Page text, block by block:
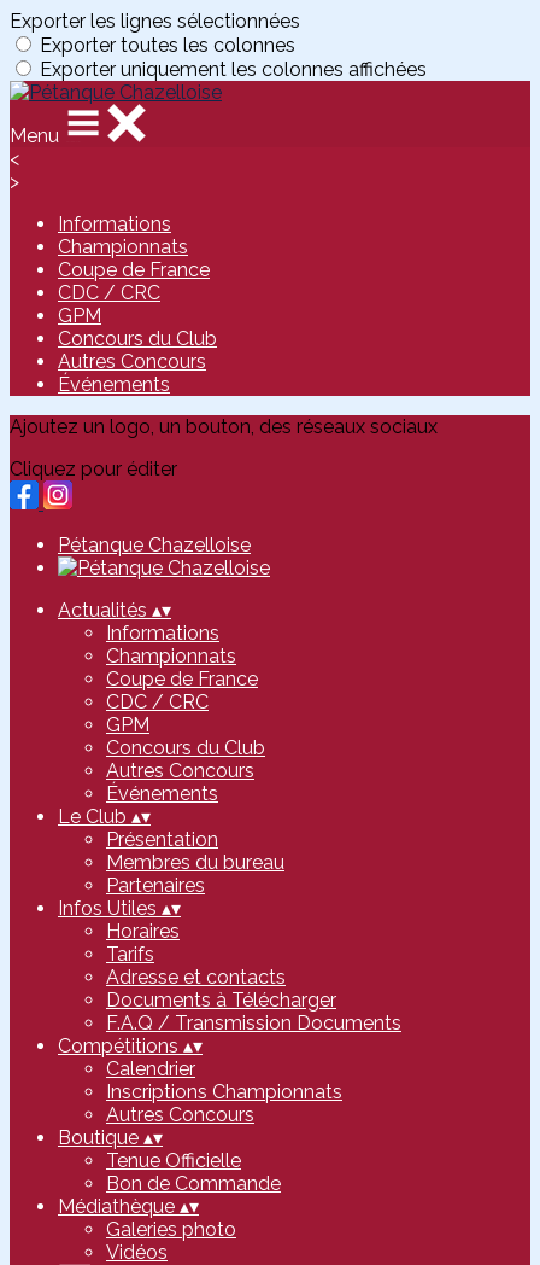
Exporter les lignes sélectionnées
Exporter toutes les colonnes
Exporter uniquement les colonnes affichées
Menu
<
>
Informations
Championnats
Coupe de France
CDC / CRC
GPM
Concours du Club
Autres Concours
Événements
Ajoutez un logo, un bouton, des réseaux sociaux
Cliquez pour éditer
Pétanque Chazelloise
Actualités ▴▾
Informations
Championnats
Coupe de France
CDC / CRC
GPM
Concours du Club
Autres Concours
Événements
Le Club ▴▾
Présentation
Membres du bureau
Partenaires
Infos Utiles ▴▾
Horaires
Tarifs
Adresse et contacts
Documents à Télécharger
F.A.Q / Transmission Documents
Compétitions ▴▾
Calendrier
Inscriptions Championnats
Autres Concours
Boutique ▴▾
Tenue Officielle
Bon de Commande
Médiathèque ▴▾
Galeries photo
Vidéos